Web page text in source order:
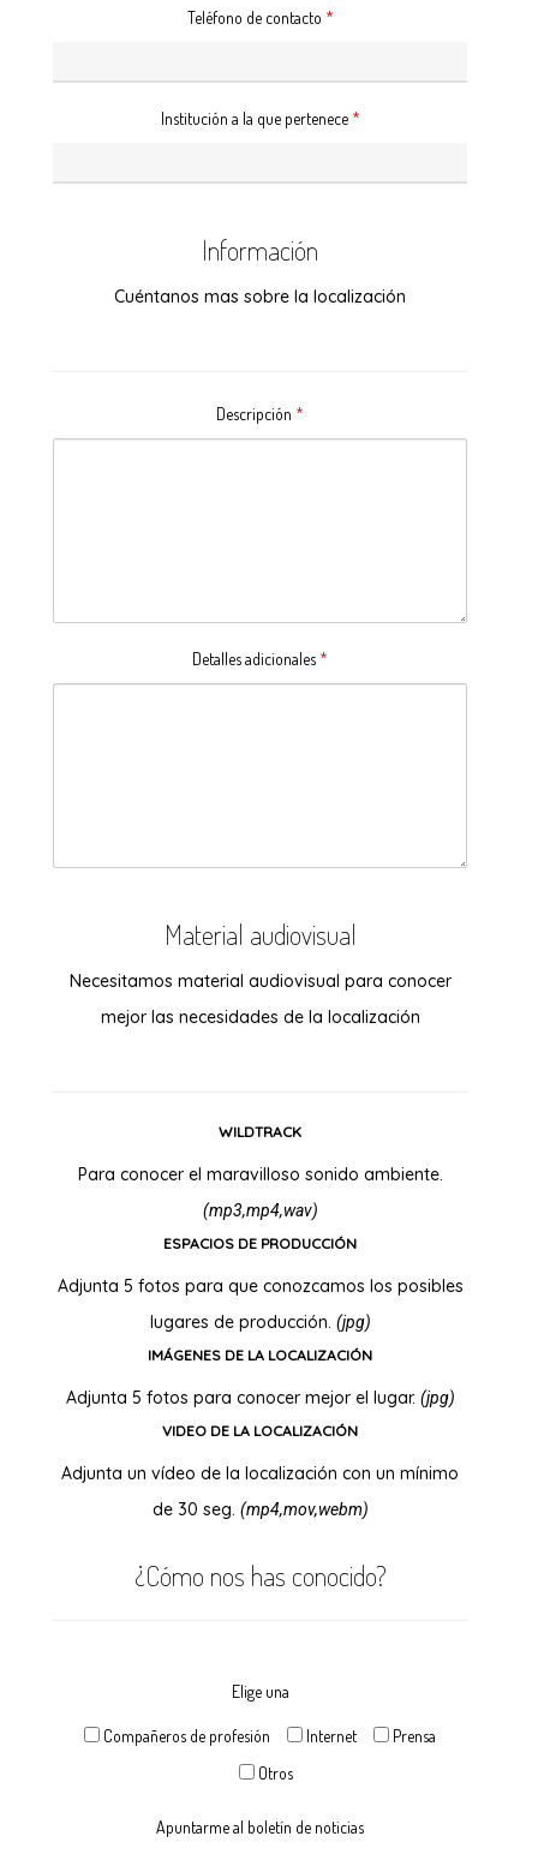
Teléfono de contacto *
Institución a la que pertenece *
Información
Cuéntanos mas sobre la localización
Descripción *
Detalles adicionales *
Material audiovisual
Necesitamos material audiovisual para conocer
mejor las necesidades de la localización
WILDTRACK
Para conocer el maravilloso sonido ambiente.
(mp3,mp4,wav)
ESPACIOS DE PRODUCCIÓN
Adjunta 5 fotos para que conozcamos los posibles
lugares de producción. (jpg)
IMÁGENES DE LA LOCALIZACIÓN
Adjunta 5 fotos para conocer mejor el lugar. (jpg)
VIDEO DE LA LOCALIZACIÓN
Adjunta un vídeo de la localización con un mínimo
de 30 seg. (mp4,mov,webm)
¿Cómo nos has conocido?
Elige una
Compañeros de profesión Internet
Prensa
Otros
Apuntarme al boletín de noticias